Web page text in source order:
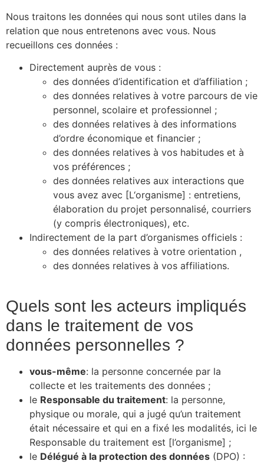
Nous traitons les données qui nous sont utiles dans la
relation que nous entretenons avec vous. Nous
recueillons ces données :
Directement auprès de vous :
des données d’identification et d’affiliation ;
des données relatives à votre parcours de vie
personnel, scolaire et professionnel ;
des données relatives à des informations
d’ordre économique et financier ;
des données relatives à vos habitudes et à
vos préférences ;
des données relatives aux interactions que
vous avez avec [L‘organisme] : entretiens,
élaboration du projet personnalisé, courriers
(y compris électroniques), etc.
Indirectement de la part d’organismes officiels :
des données relatives à votre orientation ,
des données relatives à vos affiliations.
Quels sont les acteurs impliqués
dans le traitement de vos
données personnelles ?
vous-même: la personne concernée par la
collecte et les traitements des données ;
le Responsable du traitement: la personne,
physique ou morale, qui a jugé qu’un traitement
était nécessaire et qui en a fixé les modalités, ici le
Responsable du traitement est [l’organisme] ;
le Délégué à la protection des données (DPO) :